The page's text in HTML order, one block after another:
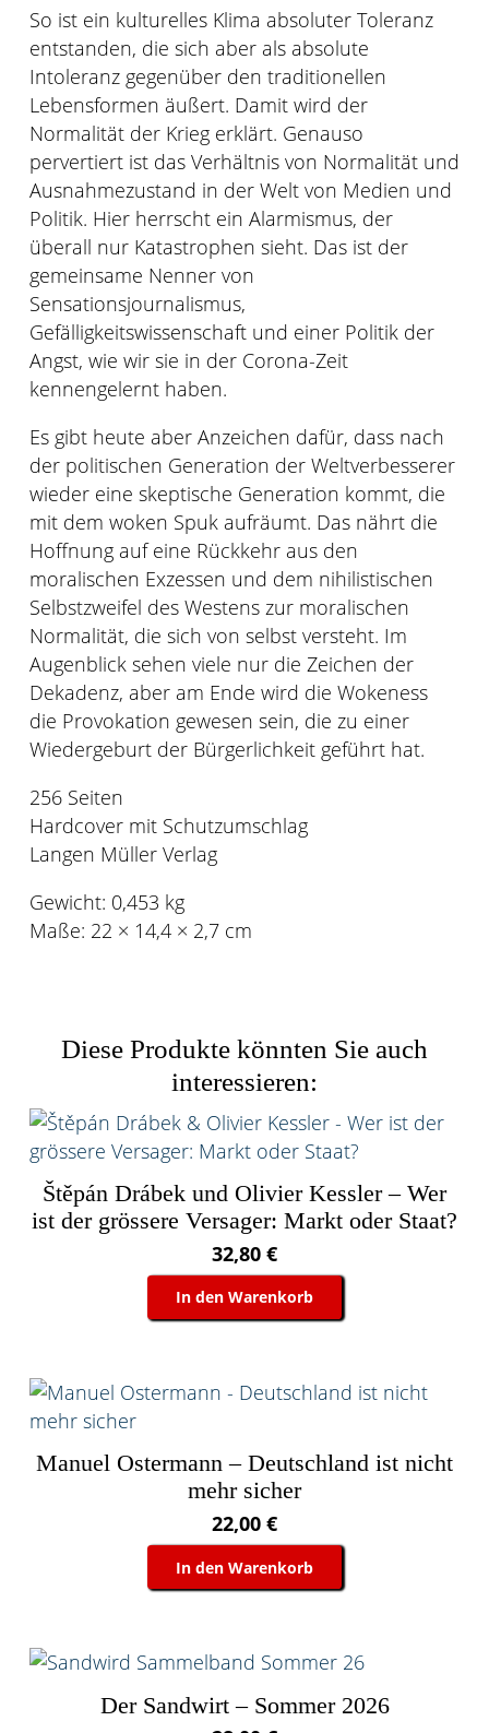
So ist ein kulturelles Klima absoluter Toleranz
entstanden, die sich aber als absolute
Intoleranz gegenüber den traditionellen
Lebensformen äußert. Damit wird der
Normalität der Krieg erklärt. Genauso
pervertiert ist das Verhältnis von Normalität und
Ausnahmezustand in der Welt von Medien und
Politik. Hier herrscht ein Alarmismus, der
überall nur Katastrophen sieht. Das ist der
gemeinsame Nenner von
Sensationsjournalismus,
Gefälligkeitswissenschaft und einer Politik der
Angst, wie wir sie in der Corona-Zeit
kennengelernt haben.
Es gibt heute aber Anzeichen dafür, dass nach
der politischen Generation der Weltverbesserer
wieder eine skeptische Generation kommt, die
mit dem woken Spuk aufräumt. Das nährt die
Hoffnung auf eine Rückkehr aus den
moralischen Exzessen und dem nihilistischen
Selbstzweifel des Westens zur moralischen
Normalität, die sich von selbst versteht. Im
Augenblick sehen viele nur die Zeichen der
Dekadenz, aber am Ende wird die Wokeness
die Provokation gewesen sein, die zu einer
Wiedergeburt der Bürgerlichkeit geführt hat.
256 Seiten
Hardcover mit Schutzumschlag
Langen Müller Verlag
Gewicht: 0,453 kg
Maße: 22 × 14,4 × 2,7 cm
Diese Produkte könnten Sie auch
interessieren:
Štěpán Drábek und Olivier Kessler – Wer
ist der grössere Versager: Markt oder Staat?
32,80 €
In den Warenkorb
Manuel Ostermann – Deutschland ist nicht
mehr sicher
22,00 €
In den Warenkorb
Der Sandwirt – Sommer 2026